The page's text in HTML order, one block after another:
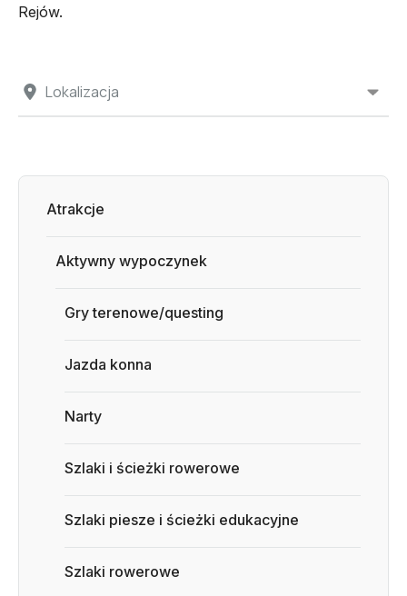
Lokalizacja
Rejów.
Atrakcje
Aktywny wypoczynek
Gry terenowe/questing
Jazda konna
Narty
Szlaki i ścieżki rowerowe
Szlaki piesze i ścieżki edukacyjne
Szlaki rowerowe